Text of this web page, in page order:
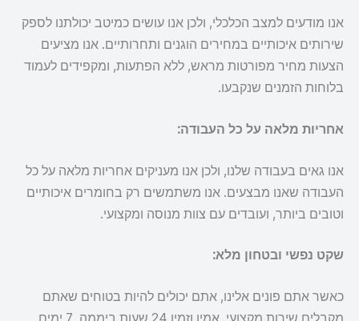
אנו מודעים למצב הכלכלי, ולכן אנו עושים כמיטב יכולתנו לספק
שירותים איכותיים במחירים הוגנים ותחרותיים. אנו מציעים
הצעות מחיר מפורטות מראש, ללא הפתעות, ומקפידים לעמוד
בלוחות הזמנים שנקבעו.
אחריות מלאה על כל העבודה:
אנו גאים בעבודה שלנו, ולכן אנו מעניקים אחריות מלאה על כל
העבודה שאנו מבצעים. אנו משתמשים רק בחומרים איכותיים
וטובים ביותר, ועובדים עם צוות מנוסה ומקצועי.
שקט נפשי ובטחון מלא:
כאשר אתם פונים אלינו, אתם יכולים להיות בטוחים שאתם